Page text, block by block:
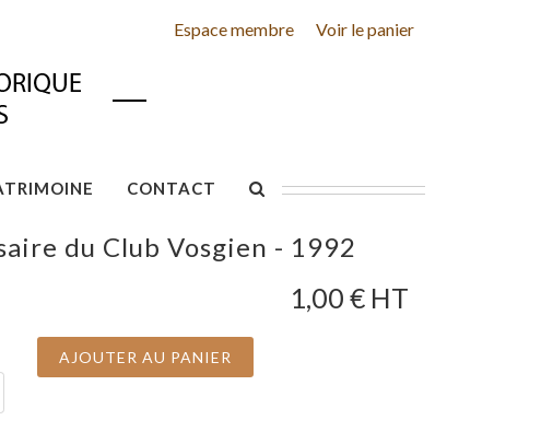
Espace membre Voir le panier
CONTACT
du Club Vosgien - 1992
1,00 € HT
AJOUTER AU PANIER